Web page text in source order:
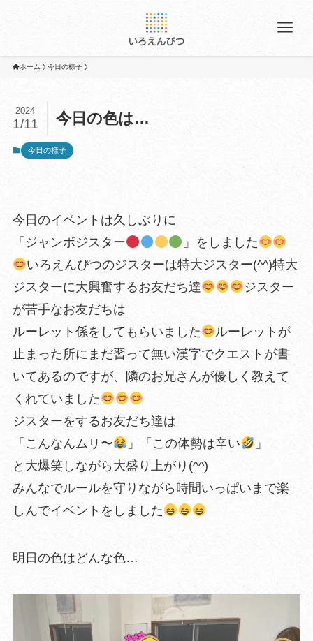
ホーム 今日の様子
今日の色は…
2024
1/11
今日の様子
今日のイベントは久しぶりに
「ジャンボジスター
」をしました
いろえんぴつのジスターは特大ジスター(^^)特大
ジスターに大興奮するお友だち達
ジスター
が苦手なお友だちは
ルーレット係をしてもらいました
ルーレットが
止まった所にまだ習って無い漢字でクエストが書
いてあるのですが、隣のお兄さんが優しく教えて
くれていました
ジスターをするお友だち達は
「こんなんムリ〜
」「この体勢は辛い
」
と大爆笑しながら大盛り上がり(^^)
みんなでルールを守りながら時間いっぱいまで楽
しんでイベントをしました
明日の色はどんな色…